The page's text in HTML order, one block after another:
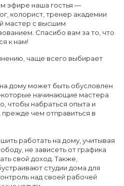
эфире наша гостья —
колорист, тренер академии
мастер с высшим
Спасибо вам за то, что
к нам!
чаще всего выбирает
дому может быть обусловлен
начинающие мастера
чтобы набраться опыта и
чем отправиться в
работать на дому, учитывая
не зависеть от графика
свой доход. Также,
студии дома для
над своей рабочей